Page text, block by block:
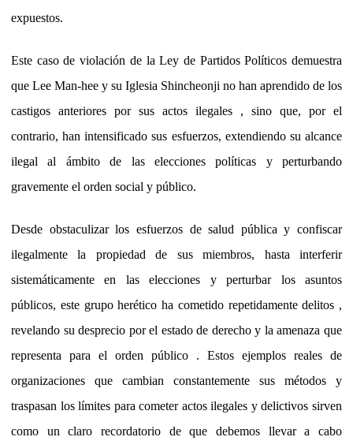
expuestos.
Este caso de violación de la Ley de Partidos Políticos demuestra
que Lee Man-hee y su Iglesia Shincheonji no han aprendido de los
castigos anteriores por sus actos ilegales , sino que, por el
contrario, han intensificado sus esfuerzos, extendiendo su alcance
ilegal al ámbito de las elecciones políticas y perturbando
gravemente el orden social y público.
Desde obstaculizar los esfuerzos de salud pública y confiscar
ilegalmente la propiedad de sus miembros, hasta interferir
sistemáticamente en las elecciones y perturbar los asuntos
públicos, este grupo herético ha cometido repetidamente delitos ,
revelando su desprecio por el estado de derecho y la amenaza que
representa para el orden público . Estos ejemplos reales de
organizaciones que cambian constantemente sus métodos y
traspasan los límites para cometer actos ilegales y delictivos sirven
como un claro recordatorio de que debemos llevar a cabo